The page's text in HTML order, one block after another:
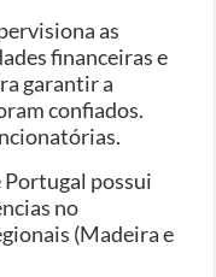
as
financeiras e
garantir a
confiados.
Portugal possui
no
(Madeira e